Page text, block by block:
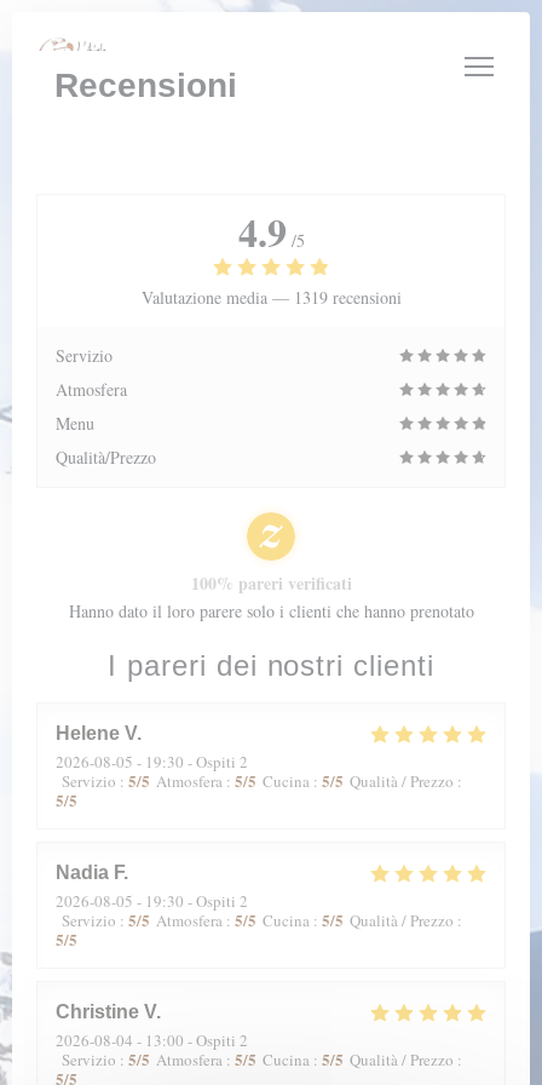
Personalizzazione delle tue scelte sui cookie
Recensioni
I pareri dei nostri clienti
Helene V
2026-08-05 - 19:30 - Ospiti 2
Servizio : 5/5 Atmosfera : 5/5 Cucina : 5/5 Qualità / Prezzo :
5/5
Nadia F
2026-08-05 - 19:30 - Ospiti 2
Servizio : 5/5 Atmosfera : 5/5 Cucina : 5/5 Qualità / Prezzo :
5/5
Christine V
2026-08-04 - 13:00 - Ospiti 2
Servizio : 5/5 Atmosfera : 5/5 Cucina : 5/5 Qualità / Prezzo :
5/5
4.9 /5
Valutazione media — 1319 recensioni
Servizio
Atmosfera
Menu
Qualità/Prezzo
100% pareri verificati
Hanno dato il loro parere solo i clienti che hanno prenotato